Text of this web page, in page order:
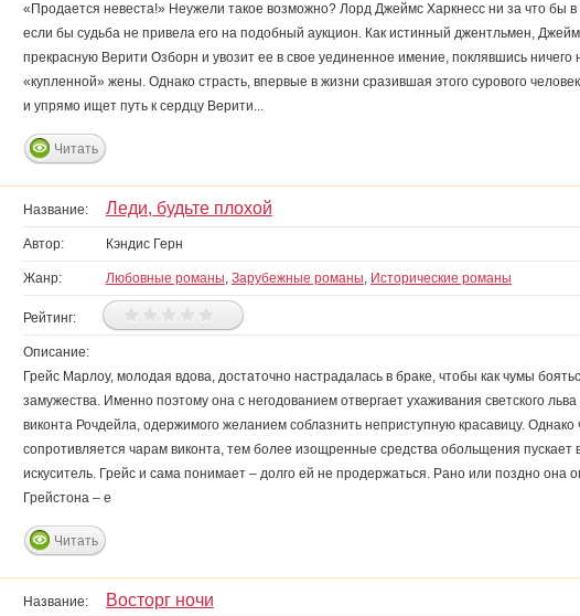
«Продается невеста!» Неужели такое возможно? Лорд Джеймс Харкнесс ни за что бы в
если бы судьба не привела его на подобный аукцион. Как истинный джентльмен,
прекрасную Верити Озборн и увозит ее в свое уединенное имение, поклявшись ничего
«купленной» жены. Однако страсть, впервые в жизни сразившая этого сурового
и упрямо ищет путь к сердцу Верити...
Читать
Название: Леди, будьте плохой
Автор: Кэндис Герн
Жанр: Любовные романы, Зарубежные романы, Исторические романы
Рейтинг:
Описание:
Грейс Марлоу, молодая вдова, достаточно настрадалась в браке, чтобы как чумы
замужества. Именно поэтому она с негодованием отвергает ухаживания светского
виконта Рочдейла, одержимого желанием соблазнить неприступную красавицу. Однако
сопротивляется чарам виконта, тем более изощренные средства обольщения пускает
искуситель. Грейс и сама понимает – долго ей не продержаться. Рано или поздно она
Грейстона – е
Читать
Название: Восторг ночи